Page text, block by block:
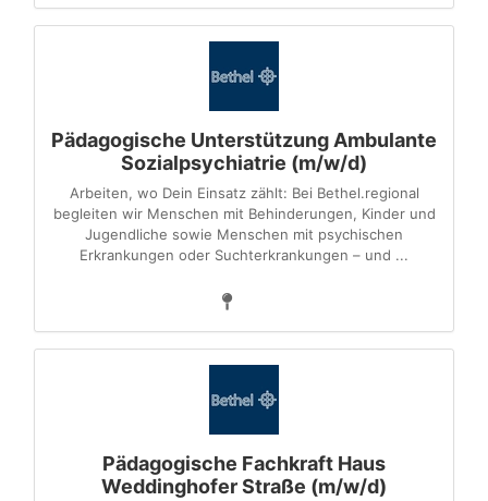
Pädagogische Unterstützung Ambulante
Sozialpsychiatrie (m/w/d)
Arbeiten, wo Dein Einsatz zählt: Bei Bethel.regional
begleiten wir Menschen mit Behinderungen, Kinder und
Jugendliche sowie Menschen mit psychischen
Erkrankungen oder Suchterkrankungen – und ...
Pädagogische Fachkraft Haus
Weddinghofer Straße (m/w/d)